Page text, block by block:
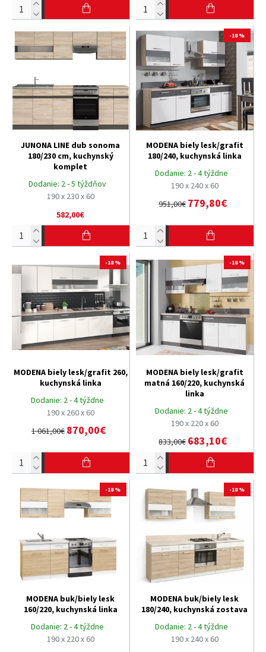
Dodanie: 2 - 5 týždňov
190 x 230 x 60
JUNONA LINE dub sonoma
180/230 cm, kuchynský
komplet
582,00€
-18 %
Dodanie: 2 - 4 týždne
190 x 240 x 60
MODENA biely lesk/grafit
180/240, kuchynská linka
951,00€ 779,80€
-18 %
Dodanie: 2 - 4 týždne
190 x 260 x 60
MODENA biely lesk/grafit 260,
kuchynská linka
1 061,00€ 870,00€
-18 %
Dodanie: 2 - 4 týždne
190 x 220 x 60
MODENA biely lesk/grafit
matná 160/220, kuchynská
linka
833,00€ 683,10€
-18 %
Dodanie: 2 - 4 týždne
190 x 220 x 60
MODENA buk/biely lesk
160/220, kuchynská linka
-18 %
Dodanie: 2 - 4 týždne
190 x 240 x 60
MODENA buk/biely lesk
180/240, kuchynská zostava